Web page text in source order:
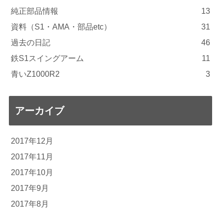
純正部品情報
13
資料（S1・AMA・部品etc）
31
過去の日記
46
鉄S1スイングアーム
11
青いZ1000R2
3
アーカイブ
2017年12月
2017年11月
2017年10月
2017年9月
2017年8月